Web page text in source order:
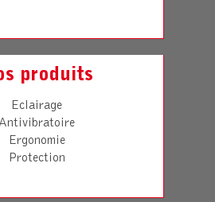
produits
Eclairage
Ergonomie
Protection